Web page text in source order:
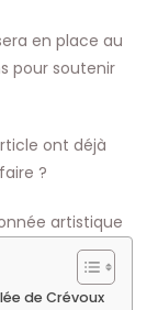
en place au
pour soutenir
ont déjà
?
de Crévoux